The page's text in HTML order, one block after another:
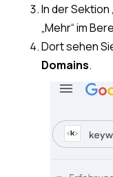
In der Sektion
„Mehr“ im
Dort sehen
Domains.